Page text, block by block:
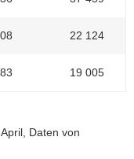
22 124
19 005
Daten von